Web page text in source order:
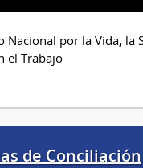
Nacional por la Vida, la
el Trabajo
de Conciliación